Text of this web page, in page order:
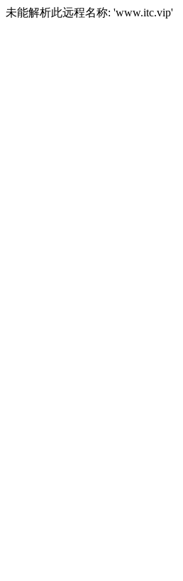
未能解析此远程名称: 'www.itc.vip'